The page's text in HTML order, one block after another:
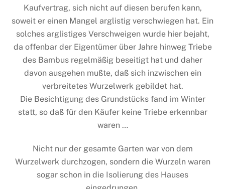
Kaufvertrag, sich nicht auf diesen berufen kann,
soweit er einen Mangel arglistig verschwiegen hat. Ein
solches arglistiges Verschweigen wurde hier bejaht,
da offenbar der Eigentümer über Jahre hinweg Triebe
des Bambus regelmäßig beseitigt hat und daher
davon ausgehen mußte, daß sich inzwischen ein
verbreitetes Wurzelwerk gebildet hat.
Die Besichtigung des Grundstücks fand im Winter
statt, so daß für den Käufer keine Triebe erkennbar
waren …
Nicht nur der gesamte Garten war von dem
Wurzelwerk durchzogen, sondern die Wurzeln waren
sogar schon in die Isolierung des Hauses